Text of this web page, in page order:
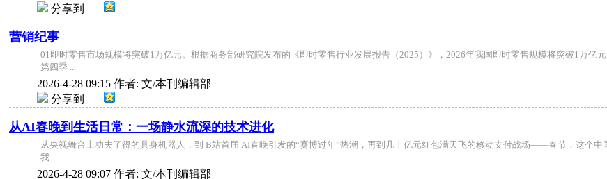
分享到
营销纪事
01即时零售市场规模将突破1万亿元。根据商务部研究院发布的《即时零售行业发展报告（2025）》，2026年我国即时零售规模将突破1万亿
第四季 ...
2026-4-28 09:15 作者: 文/本刊编辑部
分享到
从AI春晚到生活日常：一场静水流深的技术进化
从央视舞台上功夫了得的具身机器人，到 B站首届 AI春晚引发的“赛博过年”热潮，再到几十亿元红包满天飞的移动支付战场——春节，这个
我 ...
2026-4-28 09:07 作者: 文/本刊编辑部